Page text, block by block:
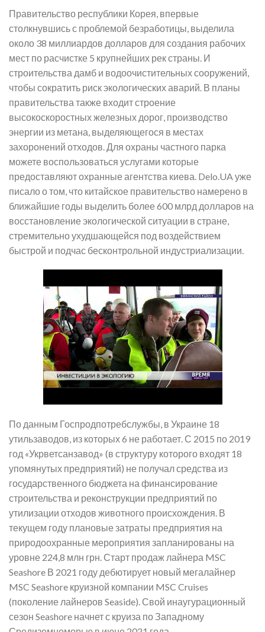
Правительство республики Корея, впервые
столкнувшись с проблемой безработицы, выделила
около 38 миллиардов долларов для создания рабочих
мест по расчистке 5 крупнейших рек страны. И
строительства дамб и водоочистительных сооружений,
чтобы сократить риск экологических аварий. В планы
правительства также входит строение
высокоскоростных железных дорог, производство
энергии из метана, выделяющегося в местах
захоронений отходов. Для охраны частного парка
можете воспользоваться услугами которые
предоставляют охранные агентства киева. Delo.UA уже
писало о том, что китайское правительство намерено в
ближайшие годы выделить более 600 млрд долларов на
восстановление экологической ситуации в стране,
стремительно ухудшающейся под воздействием
быстрой и подчас бесконтрольной индустриализации.
По данным Госпродпотребслужбы, в Украине 18
утильзаводов, из которых 6 не работает. С 2015 по 2019
год «Укрветсанзавод» (в структуру которого входят 18
упомянутых предприятий) не получал средства из
государственного бюджета на финансирование
строительства и реконструкции предприятий по
утилизации отходов животного происхождения. В
текущем году плановые затраты предприятия на
природоохранные мероприятия запланированы на
уровне 224,8 млн грн. Старт продаж лайнера MSC
Seashore В 2021 году дебютирует новый мегалайнер
MSC Seashore круизной компании MSC Cruises
(поколение лайнеров Seaside). Свой инаугурационный
сезон Seashore начнет с круиза по Западному